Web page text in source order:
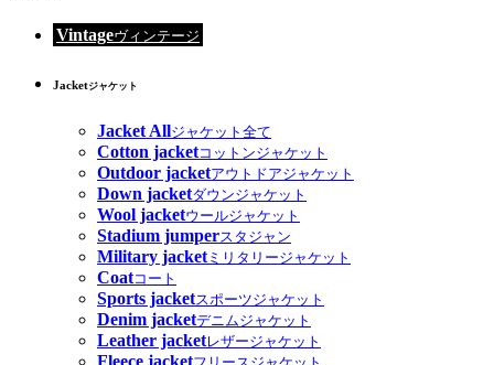
Vintageヴィンテージ
Jacketジャケット
Jacket Allジャケット全て
Cotton jacketコットンジャケット
Outdoor jacketアウトドアジャケット
Down jacketダウンジャケット
Wool jacketウールジャケット
Stadium jumperスタジャン
Military jacketミリタリージャケット
Coatコート
Sports jacketスポーツジャケット
Denim jacketデニムジャケット
Leather jacketレザージャケット
Fleece jacket